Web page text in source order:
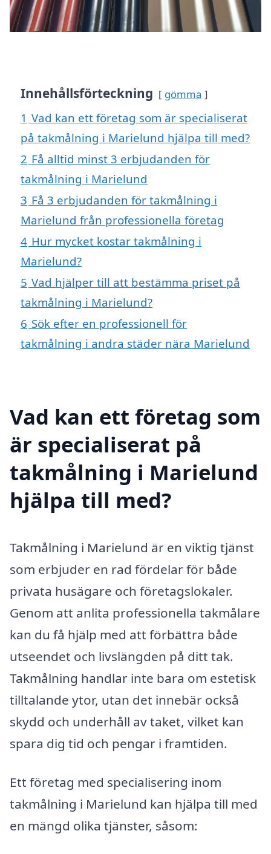
Innehållsförteckning gömma
1 Vad kan ett företag som är specialiserat
på takmålning i Marielund hjälpa till med?
2 Få alltid minst 3 erbjudanden för
takmålning i Marielund
3 Få 3 erbjudanden för takmålning i
Marielund från professionella företag
4 Hur mycket kostar takmålning i
Marielund?
5 Vad hjälper till att bestämma priset på
takmålning i Marielund?
6 Sök efter en professionell för
takmålning i andra städer nära Marielund
Vad kan ett företag som
är specialiserat på
takmålning i Marielund
hjälpa till med?
Takmålning i Marielund är en viktig tjänst
som erbjuder en rad fördelar för både
privata husägare och företagslokaler.
Genom att anlita professionella takmålare
kan du få hjälp med att förbättra både
utseendet och livslängden på ditt tak.
Takmålning handlar inte bara om estetisk
tilltalande ytor, utan det innebär också
skydd och underhåll av taket, vilket kan
spara dig tid och pengar i framtiden.
Ett företag med specialisering inom
takmålning i Marielund kan hjälpa till med
en mängd olika tjänster, såsom: